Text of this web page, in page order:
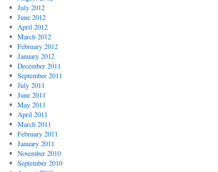
July 2012
June 2012
April 2012
March 2012
February 2012
January 2012
December 2011
September 2011
July 2011
June 2011
May 2011
April 2011
March 2011
February 2011
January 2011
November 2010
September 2010